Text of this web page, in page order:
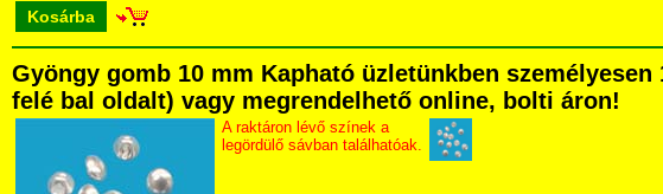
Kosárba
Gyöngy gomb 10 mm Kapható üzletünkben
felé bal oldalt) vagy megrendelhető online, bolti áron!
A raktáron lévő színek a
legördülő sávban találhatóak.